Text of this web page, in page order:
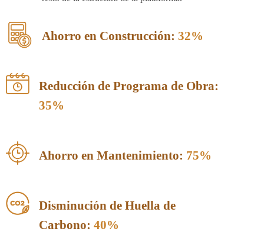
Ahorro en Construcción: 32%
Reducción de Programa de Obra:
35%
Ahorro en Mantenimiento: 75%
Disminución de Huella de
Carbono: 40%